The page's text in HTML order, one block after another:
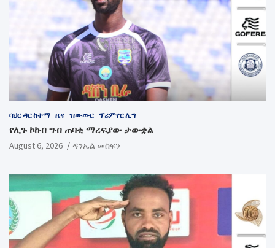
ባህር ዳር ከተማ ዜና ዝውውር ፕሪምየር ሊግ
የሊጉ ኮከብ ግብ ጠባቂ ማረፍያው ታውቋል
August 6, 2026 ዳንኤል መስፍን